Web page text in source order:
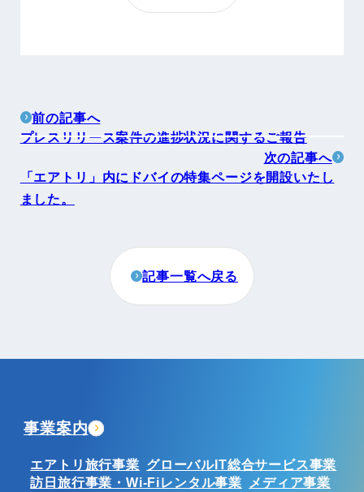
前の記事へ
プレスリリース案件の進捗状況に関するご報告
次の記事へ
「エアトリ」内にドバイの特集ページを開設いたし
ました。
記事一覧へ戻る
事業案内
エアトリ旅行事業 グローバルIT総合サービス事業
訪日旅行事業・Wi-Fiレンタル事業
メディア事業